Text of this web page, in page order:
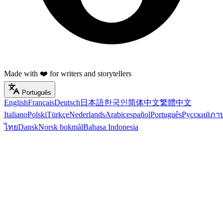
Made with ❤️ for writers and storytellers
Português
EnglishFrançaisDeutsch 日本語한국인简体中文繁體中文
ItalianoPolskiTürkçeNederlandsArabicespañolPortuguêsРусскийภา
ไทยDanskNorsk bokmålBahasa Indonesia